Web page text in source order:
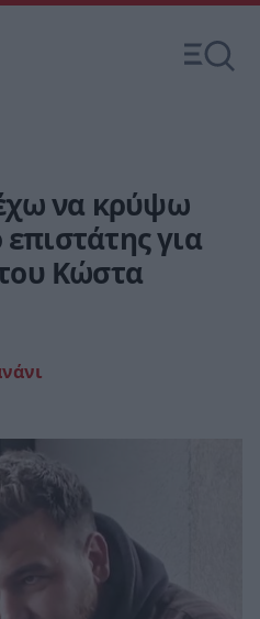
να κρύψω
επιστάτης για
Κώστα